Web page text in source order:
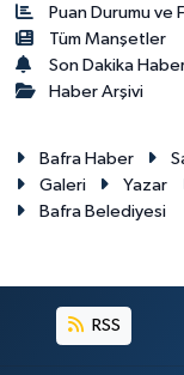
Puan Durumu ve
Tüm Manşetler
Son Dakika
Haber Arşivi
Bafra Haber
Galeri
Yazar
Bafra Belediyesi
RSS